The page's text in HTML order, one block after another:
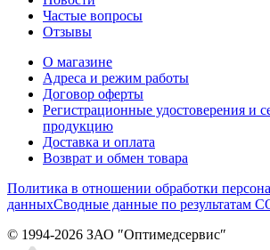
Частые вопросы
Отзывы
О магазине
Адреса и режим работы
Договор оферты
Регистрационные удостоверения и
продукцию
Доставка и оплата
Возврат и обмен товара
Политика в отношении обработки
данныхСводные данные по результатам
© 1994-2026 ЗАО ″Оптимедсервис″